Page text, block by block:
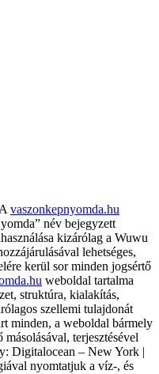
vaszonkepnyomda.hu
név bejegyzett
kizárólag a Wuwu
lehetséges,
kerül sor minden jogsértő
weboldal tartalma
struktúra, kialakítás,
szellemi tulajdonát
minden, a weboldal bármely
terjesztésével
Digitalocean – New York |
nyomtatjuk a víz-, és